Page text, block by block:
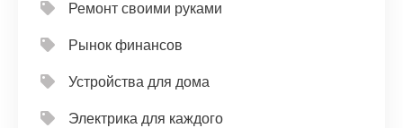
Ремонт своими руками
Рынок финансов
Устройства для дома
Электрика для каждого